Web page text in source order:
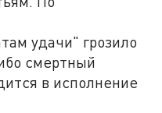
удачи" грозило
смертный
в исполнение